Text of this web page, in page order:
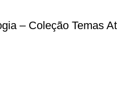
– Coleção Temas